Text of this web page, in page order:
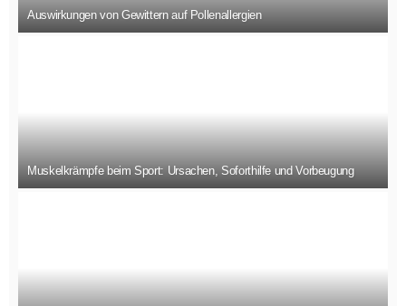
Auswirkungen von Gewittern auf Pollenallergien
Muskelkrämpfe beim Sport: Ursachen, Soforthilfe und Vorbeugung